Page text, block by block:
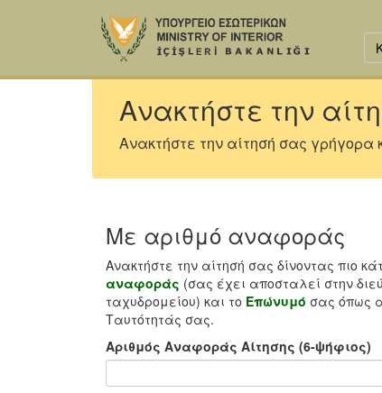
Ανακτήστε την
Ανακτήστε την αίτησή σας
Με αριθμό αναφοράς
Ανακτήστε την αίτησή σας δίνοντας πιο
αναφοράς (σας έχει αποσταλεί στην
ταχυδρομείου) και το Επώνυμό σας όπως
Ταυτότητάς σας.
Αριθμός Αναφοράς Αίτησης (6-ψήφιος)